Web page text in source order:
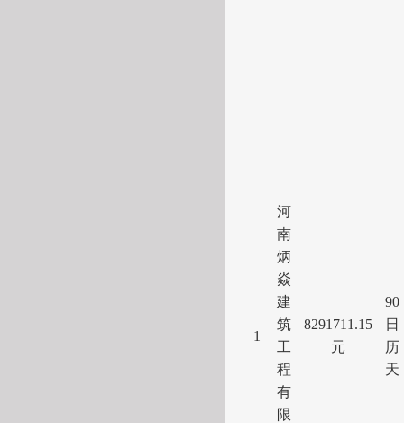
1
河
南
炳
焱
建
筑
工
程
有
限
8291711.15
元
90
日
历
天